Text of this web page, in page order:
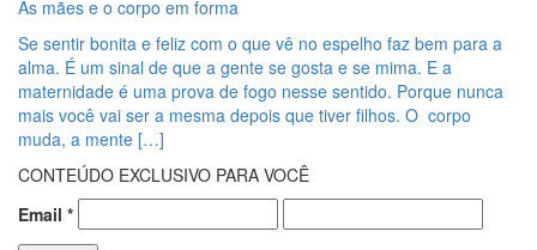
As mães e o corpo em forma
Se sentir bonita e feliz com o que vê no espelho faz bem para a
alma. É um sinal de que a gente se gosta e se mima. E a
maternidade é uma prova de fogo nesse sentido. Porque nunca
mais você vai ser a mesma depois que tiver filhos. O corpo
muda, a mente […]
CONTEÚDO EXCLUSIVO PARA VOCÊ
Email *